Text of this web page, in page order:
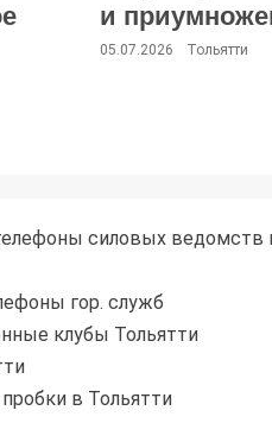
и
05.07.2026 Тольятти
силовых ведомств
гор. служб
клубы Тольятти
в Тольятти